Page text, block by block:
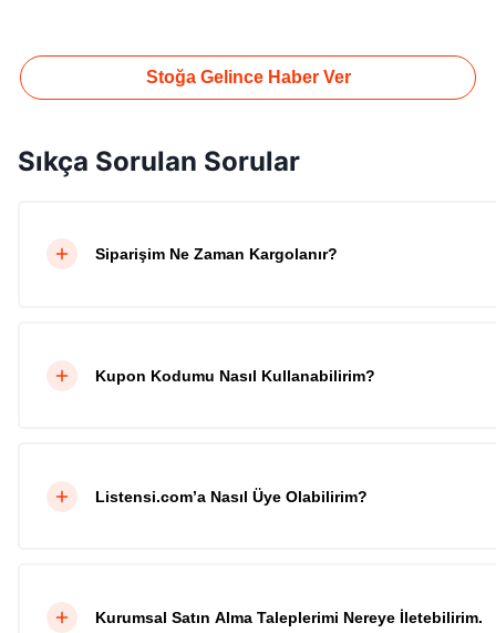
Stoğa Gelince Haber Ver
Sıkça Sorulan Sorular
Siparişim Ne Zaman Kargolanır?
Kupon Kodumu Nasıl Kullanabilirim?
Listensi.com’a Nasıl Üye Olabilirim?
Kurumsal Satın Alma Taleplerimi Nereye İletebilirim.